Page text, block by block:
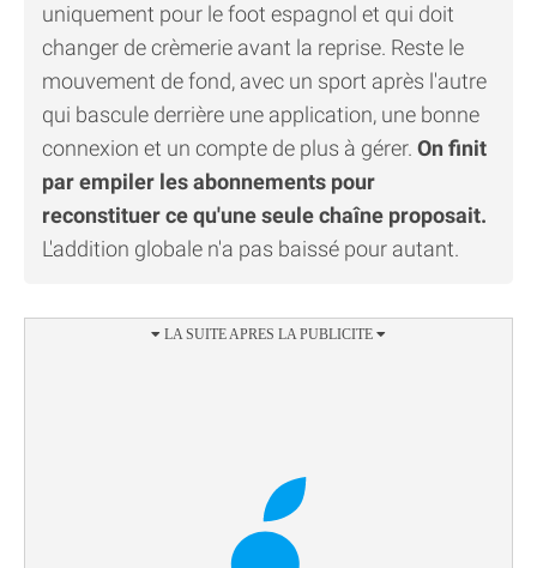
uniquement pour le foot espagnol et qui doit
changer de crèmerie avant la reprise. Reste le
mouvement de fond, avec un sport après l'autre
qui bascule derrière une application, une bonne
connexion et un compte de plus à gérer. On finit
par empiler les abonnements pour
reconstituer ce qu'une seule chaîne proposait.
L'addition globale n'a pas baissé pour autant.